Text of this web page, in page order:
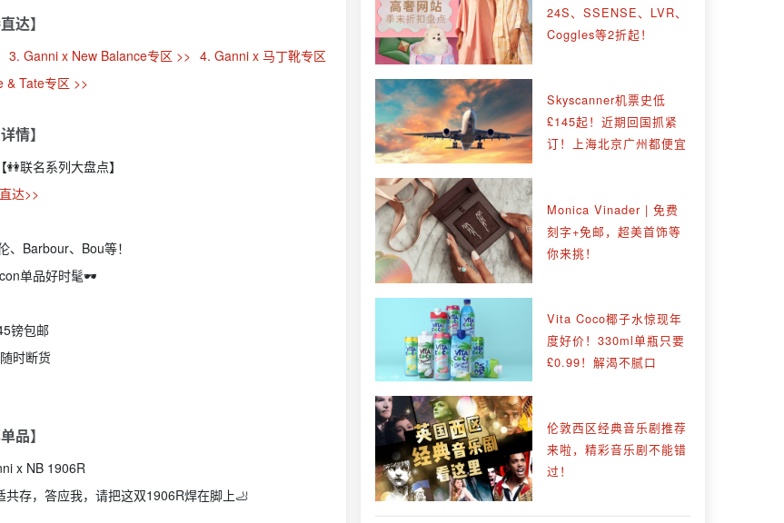
达】
3. Ganni x New Balance专区 >> 4. Ganni x 马丁靴专区
& Tate专区 >>
情】
联名系列大盘点】
达>>
、Barbour、Bou等！
单品好时髦🕶️
镑包邮
时断货
品】
x NB 1906R
存，答应我，请把这双1906R焊在脚上🦶
24S、SSENSE、LVR、
Coggles等2折起！
Skyscanner机票史低
£145起！近期回国抓紧
订！上海北京广州都便宜
Monica Vinader | 免费
刻字+免邮，超美首饰等
你来挑！
Vita Coco椰子水惊现年
度好价！330ml单瓶只要
£0.99！解渴不腻口
伦敦西区经典音乐剧推荐
来啦，精彩音乐剧不能错
过！